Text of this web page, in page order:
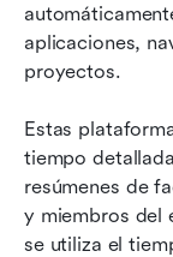
aplicaciones,
proyectos.
Estas
tiempo
resúmenes de
y miembros del
se utiliza el